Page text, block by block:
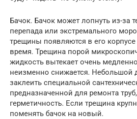
Бачок. Бачок может лопнуть из-за
перепада или экстремального
трещины появляются в его
время. Трещина порой
жидкость вытекает очень
неизменно снижается. Небольшой
заклеить специальной
предназначенной для ремонта
герметичность. Если трещина
поменять бачок на новый.